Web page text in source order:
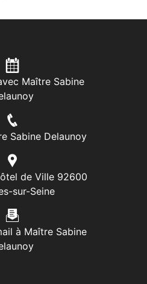
Maître Sabine
Sabine Delaunoy
de Ville 92600
sur-Seine
à Maître Sabine